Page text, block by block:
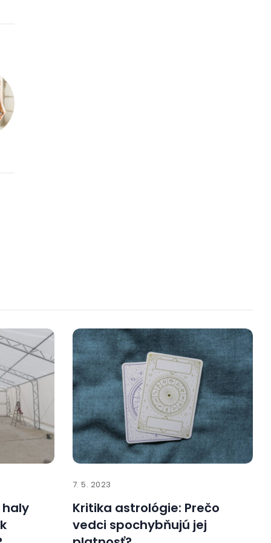
7. 5. 2023
Kritika astrológie: Prečo
vedci spochybňujú jej